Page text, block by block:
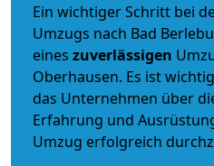
Ein wichtiger Schritt bei
Umzugs nach Bad
eines zuverlässigen
Oberhausen. Es ist
das Unternehmen über
Erfahrung und
Umzug erfolgreich